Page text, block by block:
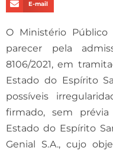
E-mail
O Ministério Público
parecer pela
8106/2021, em
Estado do Espírito
possíveis
firmado, sem
Estado do Espírito
Genial S.A., cujo